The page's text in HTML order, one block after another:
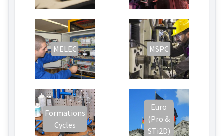
MELEC MSPC
Formations
Cycles
Euro
(Pro &
STi2D)